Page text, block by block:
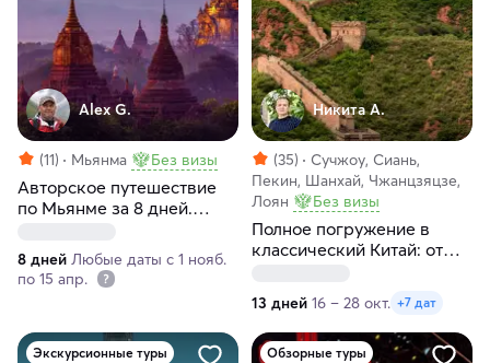
Alex G.
(11) Мьянма Без визы
Авторское путешествие
по Мьянме за 8 дней.
8 дней Любые даты с 1 нояб.
по 15 апр.
Никита А.
(35)
Сучжоу, Сиань,
Пекин, Шанхай, Чжанцзяцзе,
Лоян
Без визы
Полное погружение в
классический Китай: от
13 дней 16 – 28 окт. +7 дат
Экскурсионные туры Обзорные туры